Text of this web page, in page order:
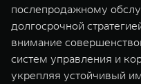
послепродажному
долгосрочной
внимание
систем управления и
укрепляя устойчивый